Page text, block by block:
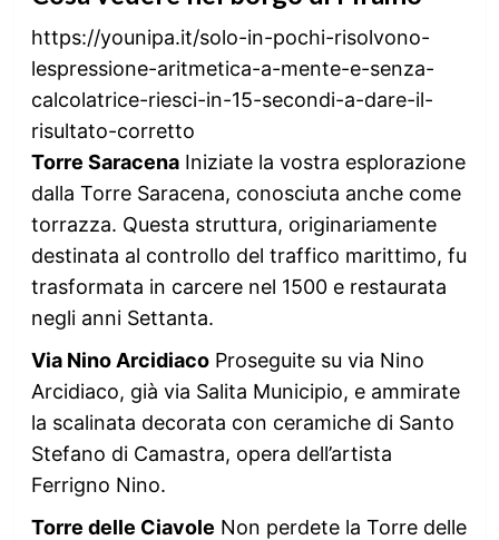
https://younipa.it/solo-in-pochi-risolvono-
lespressione-aritmetica-a-mente-e-senza-
calcolatrice-riesci-in-15-secondi-a-dare-il-
risultato-corretto
Torre SaracenaIniziate la vostra esplorazione
dalla Torre Saracena, conosciuta anche come
torrazza. Questa struttura, originariamente
destinata al controllo del traffico marittimo, fu
trasformata in carcere nel 1500 e restaurata
negli anni Settanta.
Via Nino ArcidiacoProseguite su via Nino
Arcidiaco, già via Salita Municipio, e ammirate
la scalinata decorata con ceramiche di Santo
Stefano di Camastra, opera dell’artista
Ferrigno Nino.
Torre delle Ciavole Non perdete la Torre delle